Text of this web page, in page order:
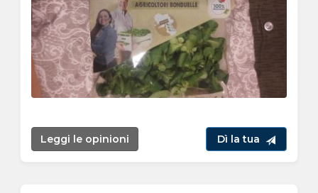
Leggi le opinioni Dì la tua